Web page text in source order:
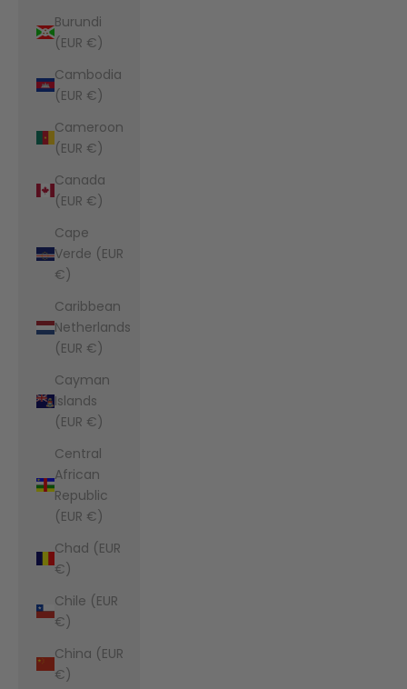
Burundi
(EUR €)
Cambodia
(EUR €)
Cameroon
(EUR €)
Canada
(EUR €)
Cape
Verde (EUR
€)
Caribbean
Netherlands
(EUR €)
Cayman
Islands
(EUR €)
Central
African
Republic
(EUR €)
Chad (EUR
€)
Chile (EUR
€)
China (EUR
€)